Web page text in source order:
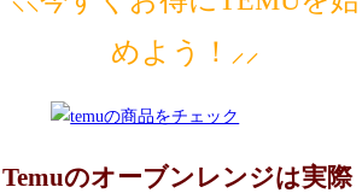
めよう！⸝⸝
Temuのオーブンレンジは実際